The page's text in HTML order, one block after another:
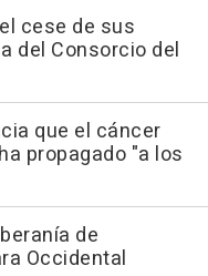
cese de sus
del Consorcio del
que el cáncer
propagado "a los
de
Occidental